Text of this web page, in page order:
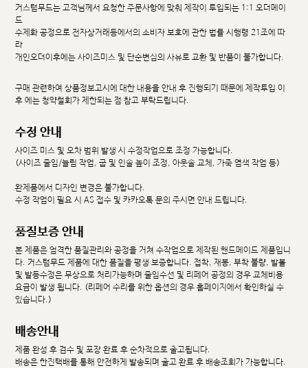
커스텀무드는 고객님께서 요청한 주문사항에 맞춰 제작이 투입되는 1:1 오더메이
드
수제화 공정으로 전자상거래등에서의 소비자 보호에 관한 법률 시행령 21조에 따
라
개인오더이후에는 사이즈미스 및 단순변심의 사유로 교환 및 반품이 불가합니다.
구매 관련하여 상품정보고시에 대한 내용을 안내 후 진행되기 때문에 제작투입 이
후 에는 청약철회가 제한되는 점 참고 부탁드립니다.
수정 안내
사이즈 미스 및 오차 범위 발생 시 수정작업으로 조정 가능합니다.
(사이즈 줄임/늘림 작업, 굽 및 인솔 높이 조정, 아웃솔 교체, 가죽 염색 작업 등)
완제품에서 디자인 변경은 불가합니다.
수정 작업이 필요 시 AS 접수 및 카카오톡 문의 주시면 안내 드립니다.
품질보증 안내
본 제품은 엄격한 품질관리와 공정을 거쳐 수작업으로 제작된 핸드메이드 제품입니
다. 커스텀무드 제품에 대한 품질을 평생 보증합니다. 접착, 재봉, 부착 불량, 발볼
및 발등수정은 무상으로 처리가능하며 줄임수선 및 리페어 공정의 경우 교체비용
요금이 발생 됩니다. (리페어 수리를 위한 옵션의 경우 홈페이지에서 확인하실 수
있습니다.)
배송안내
제품 완성 후 검수 및 포장 완료 후 순차적으로 출고됩니다.
배송은 한진택배를 통해 안전하게 발송되며 출고 완료 후 배송조회가 가능합니다.